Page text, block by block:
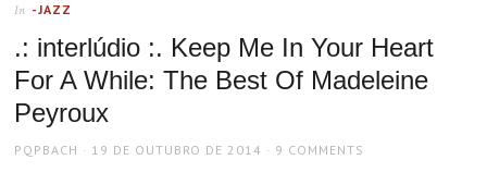
In -JAZZ
.: interlúdio :. Keep Me In Your Heart
For A While: The Best Of Madeleine
Peyroux
AUTHOR
PQPBACH
POSTED
19 DE OUTUBRO DE 2014 9 COMMENTS